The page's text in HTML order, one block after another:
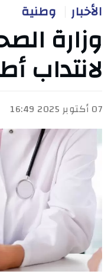
الأخبار وطنية
وزارة
لانتداب
07 أكتوبر 2025 16:49